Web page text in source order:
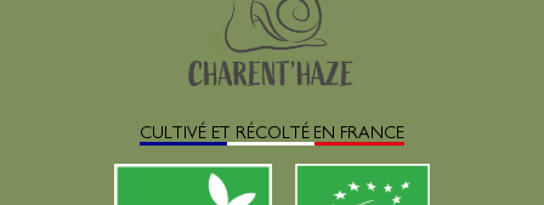
CULTIVÉ ET RÉCOLTÉ EN FRANCE